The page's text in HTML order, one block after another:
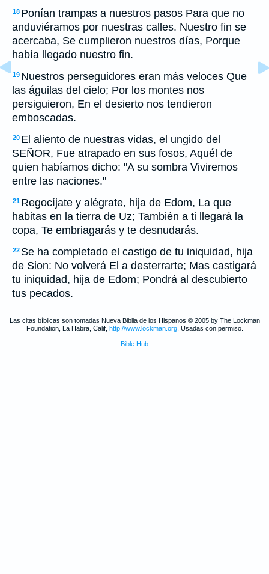
18 Ponían trampas a nuestros pasos Para que no
anduviéramos por nuestras calles. Nuestro fin se
acercaba, Se cumplieron nuestros días, Porque
había llegado nuestro fin.
19 Nuestros perseguidores eran más veloces Que
las águilas del cielo; Por los montes nos
persiguieron, En el desierto nos tendieron
emboscadas.
20 El aliento de nuestras vidas, el ungido del
SEÑOR, Fue atrapado en sus fosos, Aquél de
quien habíamos dicho: "A su sombra Viviremos
entre las naciones."
21 Regocíjate y alégrate, hija de Edom, La que
habitas en la tierra de Uz; También a ti llegará la
copa, Te embriagarás y te desnudarás.
22 Se ha completado el castigo de tu iniquidad, hija
de Sion: No volverá El a desterrarte; Mas castigará
tu iniquidad, hija de Edom; Pondrá al descubierto
tus pecados.
Las citas bíblicas son tomadas Nueva Biblia de los Hispanos © 2005 by The Lockman
Foundation, La Habra, Calif, http://www.lockman.org. Usadas con permiso.
Bible Hub